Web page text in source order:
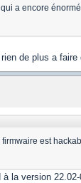
a encore
de plus a faire
est
à la version